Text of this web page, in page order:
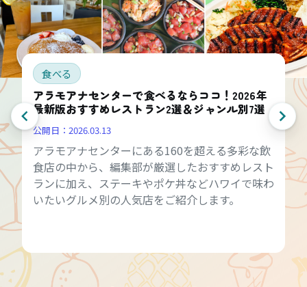
食べる
アラモアナセンターで食べるならココ！2026年
最新版おすすめレストラン2選＆ジャンル別7選
公開日： 2026.03.13
アラモアナセンターにある160を超える多彩な飲
食店の中から、編集部が厳選したおすすめレスト
ランに加え、ステーキやポケ丼などハワイで味わ
いたいグルメ別の人気店をご紹介します。